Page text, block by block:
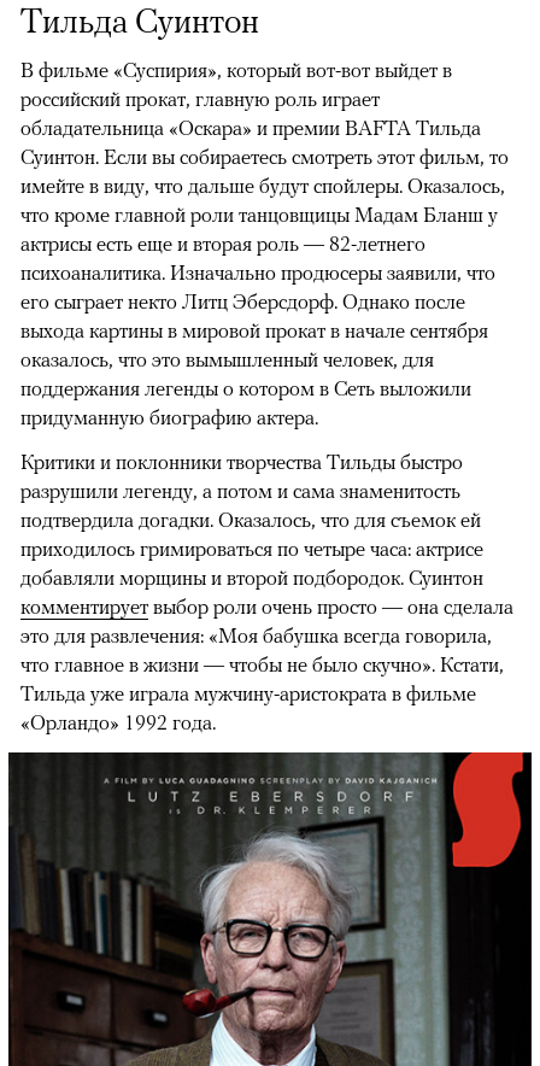
Тильда Суинтон
В фильме «Суспирия», который вот-вот выйдет в
российский прокат, главную роль играет
обладательница «Оскара» и премии BAFTA Тильда
Суинтон. Если вы собираетесь смотреть этот фильм, то
имейте в виду, что дальше будут спойлеры. Оказалось,
что кроме главной роли танцовщицы Мадам Бланш у
актрисы есть еще и вторая роль — 82-летнего
психоаналитика. Изначально продюсеры заявили, что
его сыграет некто Литц Эберсдорф. Однако после
выхода картины в мировой прокат в начале сентября
оказалось, что это вымышленный человек, для
поддержания легенды о котором в Сеть выложили
придуманную биографию актера.
Критики и поклонники творчества Тильды быстро
разрушили легенду, а потом и сама знаменитость
подтвердила догадки. Оказалось, что для съемок ей
приходилось гримироваться по четыре часа: актрисе
добавляли морщины и второй подбородок. Суинтон
комментирует выбор роли очень просто — она сделала
это для развлечения: «Моя бабушка всегда говорила,
что главное в жизни — чтобы не было скучно». Кстати,
Тильда уже играла мужчину-аристократа в фильме
«Орландо» 1992 года.